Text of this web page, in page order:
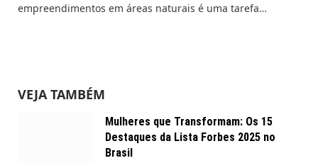
empreendimentos em áreas naturais é uma tarefa…
VEJA TAMBÉM
Mulheres que Transformam: Os 15
Destaques da Lista Forbes 2025 no
Brasil